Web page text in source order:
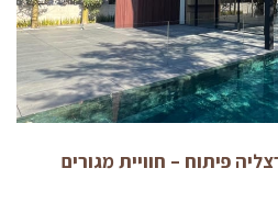
פיתוח – חוויית מגורים